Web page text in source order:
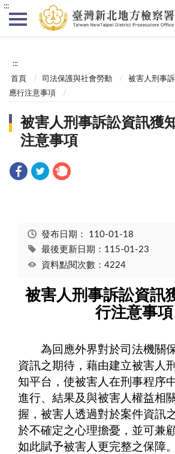
:::
:::
首頁 司法保護與社會勞動
被害人刑事
應行注意事項
被害人刑事訴訟資訊獲
注意事項
發布日期： 110-01-18
最後更新日期：115-01-23
資料點閱次數：4224
被害人刑事訴訟資訊
行注意事項
為回應外界對於司法機關
資訊之期待，藉由建立被害人
知平台，使被害人在刑事程序
進行、結果及與被害人權益相
握，被害人透過對於案件資訊
於不確定之心理擔憂，並可兼
如此賦予被害人更完整之保障